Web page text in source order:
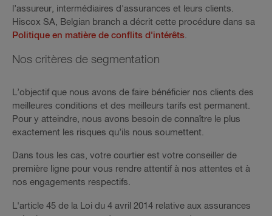
l’assureur, intermédiaires d'assurances et leurs clients.
Hiscox SA, Belgian branch a décrit cette procédure dans sa
Politique en matière de conflits d'intérêts
Nos critères de segmentation
L’objectif que nous avons de faire bénéficier nos clients des
meilleures conditions et des meilleurs tarifs est permanent.
Pour y atteindre, nous avons besoin de connaître le plus
exactement les risques qu’ils nous soumettent.
Dans tous les cas, votre courtier est votre conseiller de
première ligne pour vous rendre attentif à nos attentes et à
nos engagements respectifs.
L'article 45 de la Loi du 4 avril 2014 relative aux assurances